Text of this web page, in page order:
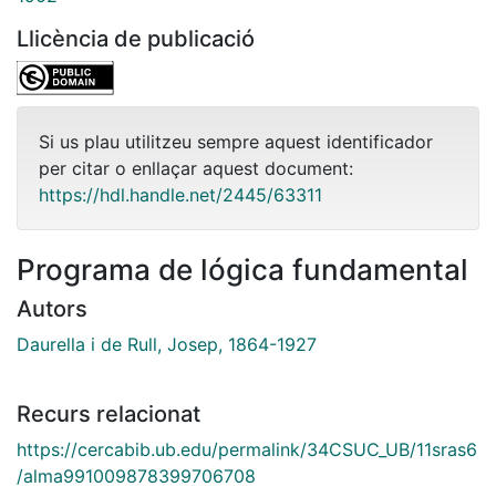
Llicència de publicació
Si us plau utilitzeu sempre aquest identificador
per citar o enllaçar aquest document:
https://hdl.handle.net/2445/63311
Programa de lógica fundamental
Autors
Daurella i de Rull, Josep, 1864-1927
Recurs relacionat
https://cercabib.ub.edu/permalink/34CSUC_UB/11sras6
/alma991009878399706708